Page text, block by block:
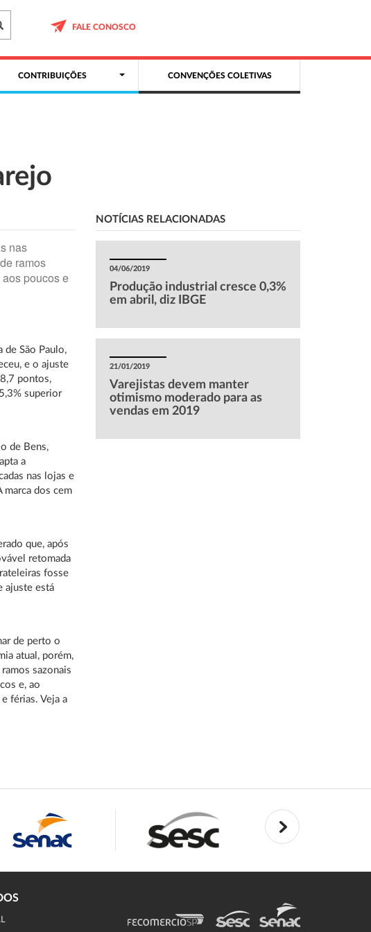
FALE CONOSCO
CONTRIBUIÇÕES CONVENÇÕES COLETIVAS
nas
ramos
poucos e
São Paulo,
e o ajuste
pontos,
superior
de Bens,
a
nas lojas e
marca dos cem
que, após
retomada
fosse
ajuste está
de perto o
atual, porém,
sazonais
e, ao
férias. Veja a
NOTÍCIAS RELACIONADAS
04/06/2019
Produção industrial cresce 0,3%
em abril, diz IBGE
21/01/2019
Varejistas devem manter
otimismo moderado para as
vendas em 2019